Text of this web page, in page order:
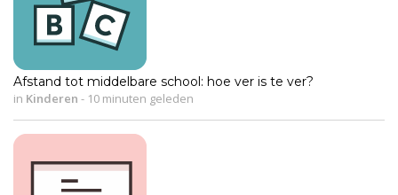
Afstand tot middelbare school: hoe ver is te ver?
in Kinderen - 10 minuten geleden